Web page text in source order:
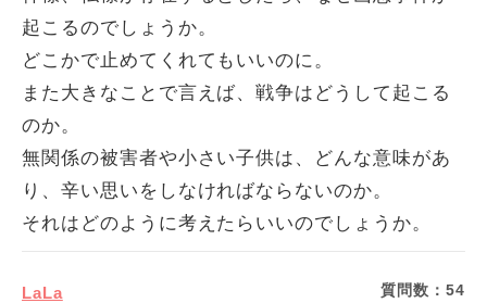
起こるのでしょうか。
どこかで止めてくれてもいいのに。
また大きなことで言えば、戦争はどうして起こる
のか。
無関係の被害者や小さい子供は、どんな意味があ
り、辛い思いをしなければならないのか。
それはどのように考えたらいいのでしょうか。
LaLa 質問数：54